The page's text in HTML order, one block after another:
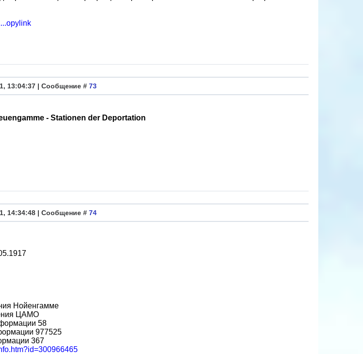
13:04:37 | Сообщение # 73
- Stationen der Deportation
14:34:48 | Сообщение # 74
Нойенгамме
ЦАМО
58
977525
367